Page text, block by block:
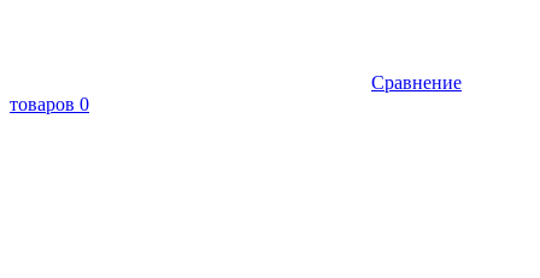
Сравнение
товаров 0